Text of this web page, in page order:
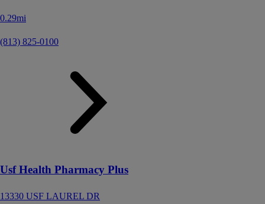
0.29mi
(813) 825-0100
Usf Health Pharmacy Plus
13330 USF LAUREL DR